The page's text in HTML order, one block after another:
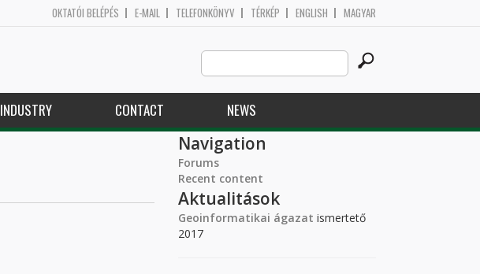
OKTATÓI BELÉPÉS E-MAIL TELEFONKÖNYV TÉRKÉP ENGLISH MAGYAR
Search
this
site
INDUSTRY CONTACT NEWS
Navigation
Forums
Recent content
Aktualitások
Geoinformatikai ágazat ismertető
2017